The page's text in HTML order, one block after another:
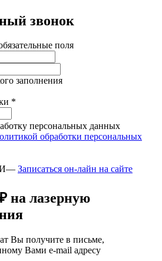
звонок
поля
заполнения
*
персональных данных
обработки персональных
Записаться он-лайн на сайте
на лазерную
Вы получите в письме,
Вами e-mail адресу